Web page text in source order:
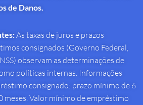
de Danos.
As taxas de juros e prazos
consignados (Governo Federal,
observam as determinações de
políticas internas. Informações
consignado: prazo mínimo de 6
meses. Valor mínimo de empréstimo